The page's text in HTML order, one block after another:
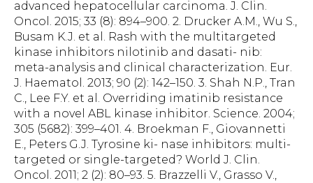
advanced hepatocellular carcinoma. J. Clin.
Oncol. 2015; 33 (8): 894–900. 2. Drucker A.M., Wu S.,
Busam K.J. et al. Rash with the multitargeted
kinase inhibitors nilotinib and dasati- nib:
meta-analysis and clinical characterization. Eur.
J. Haematol. 2013; 90 (2): 142–150. 3. Shah N.P., Tran
C., Lee F.Y. et al. Overriding imatinib resistance
with a novel ABL kinase inhibitor. Science. 2004;
305 (5682): 399–401. 4. Broekman F., Giovannetti
E., Peters G.J. Tyrosine ki- nase inhibitors: multi-
targeted or single-targeted? World J. Clin.
Oncol. 2011; 2 (2): 80–93. 5. Brazzelli V., Grasso V.,